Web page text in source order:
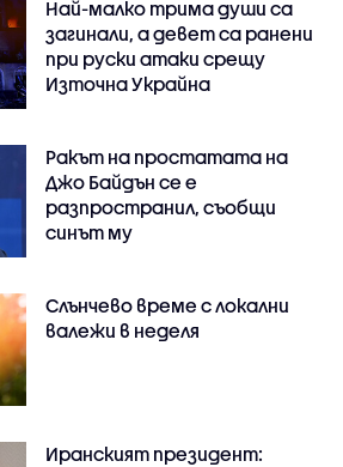
Най-малко трима души са
загинали, а девет са ранени
при руски атаки срещу
Източна Украйна
Ракът на простатата на
Джо Байдън се е
разпространил, съобщи
синът му
Слънчево време с локални
валежи в неделя
Иранският президент: